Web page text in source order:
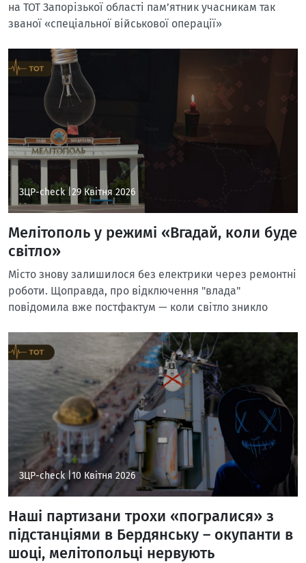
на ТОТ Запорізької області пам’ятник учасникам так
званої «спеціальної військової операції»
ЗЦР-check | 29 Квітня 2026
Мелітополь у режимі «Вгадай, коли буде
світло»
Місто знову залишилося без електрики через ремонтні
роботи. Щоправда, про відключення "влада"
повідомила вже постфактум — коли світло зникло
ЗЦР-check |10 Квітня 2026
Наші партизани трохи «погралися» з
підстанціями в Бердянську – окупанти в
шоці, мелітопольці нервують